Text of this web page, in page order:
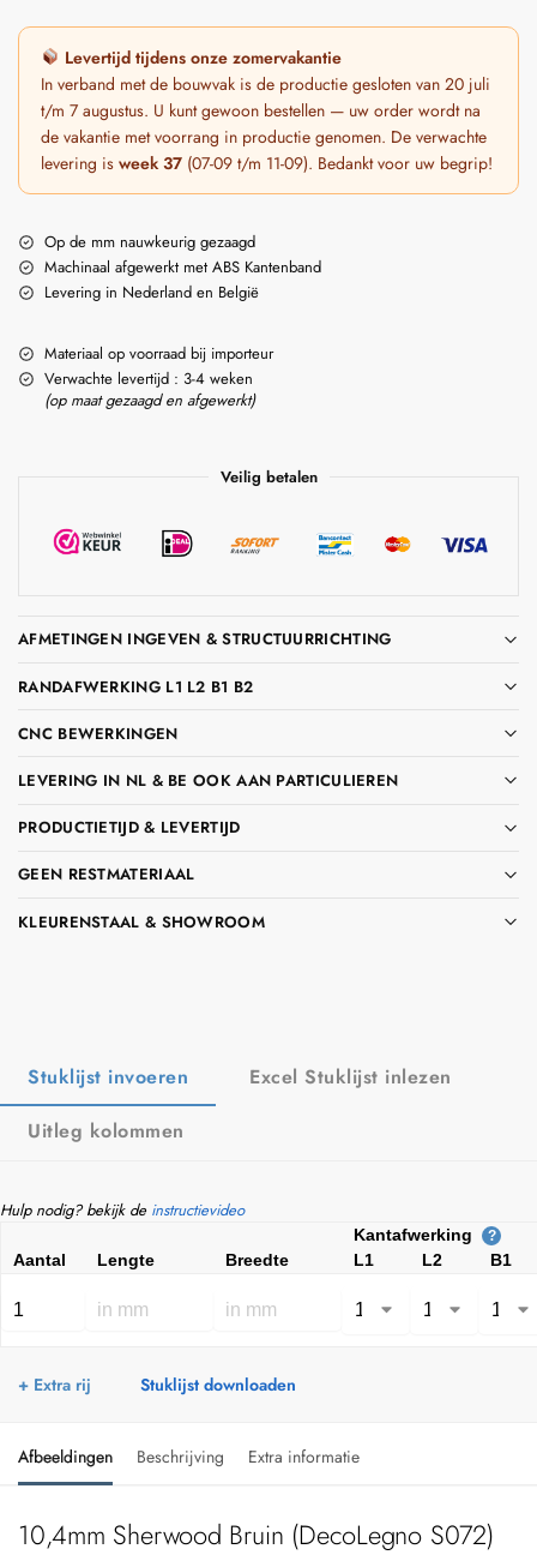
Levertijd tijdens onze zomervakantie
In verband met de bouwvak is de productie gesloten van 20 juli
t/m 7 augustus. U kunt gewoon bestellen — uw order wordt na
de vakantie met voorrang in productie genomen. De verwachte
levering is week 37 (07-09 t/m 11-09). Bedankt voor uw begrip!
Op de mm nauwkeurig gezaagd
Machinaal afgewerkt met ABS Kantenband
Levering in Nederland en België
Materiaal op voorraad bij importeur
Verwachte levertijd : 3-4 weken
(op maat gezaagd en afgewerkt)
Veilig betalen
AFMETINGEN INGEVEN & STRUCTUURRICHTING
RANDAFWERKING L1 L2 B1 B2
CNC BEWERKINGEN
LEVERING IN NL & BE OOK AAN PARTICULIEREN
PRODUCTIETIJD & LEVERTIJD
GEEN RESTMATERIAAL
KLEURENSTAAL & SHOWROOM
Stuklijst invoeren
Excel Stuklijst inlezen
Uitleg kolommen
Hulp nodig? bekijk de instructievideo
Kantafwerking ?
Aantal Lengte Breedte L1 L2 B1
+ Extra rij Stuklijst downloaden
Afbeeldingen Beschrijving Extra informatie
10,4mm Sherwood Bruin (DecoLegno S072)